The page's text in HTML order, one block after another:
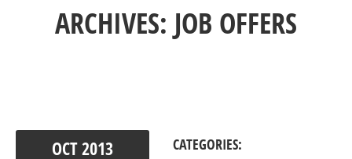
ARCHIVES: JOB OFFERS
OCT2013 CATEGORIES: